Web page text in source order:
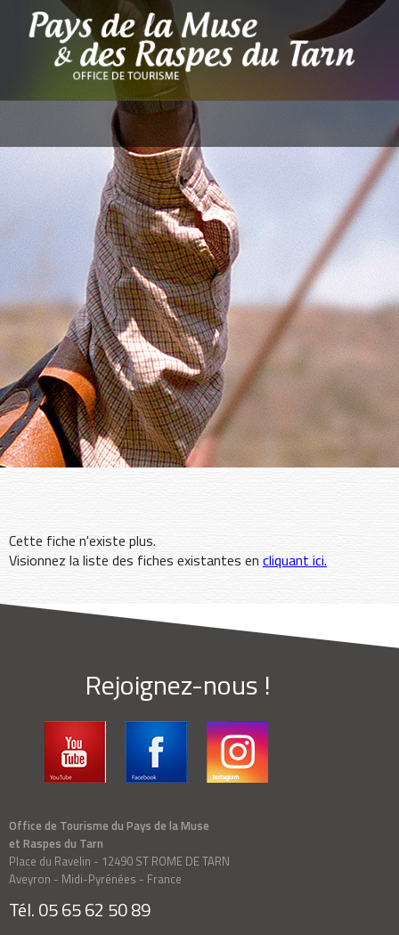
Cette fiche n'existe plus.
Visionnez la liste des fiches existantes en cliquant ici.
Rejoignez-nous !
Office de Tourisme du Pays de la Muse
et Raspes du Tarn
Place du Ravelin - 12490 ST ROME DE TARN
Aveyron - Midi-Pyrénées - France
Tél. 05 65 62 50 89